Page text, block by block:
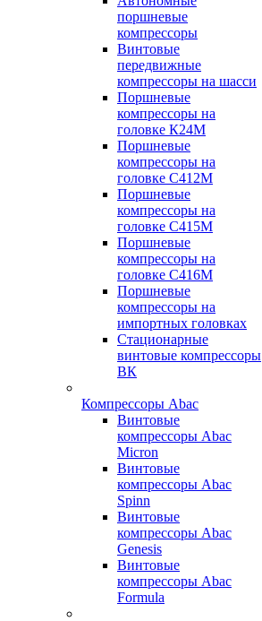
поршневые
компрессоры
Винтовые
передвижные
компрессоры на шасси
Поршневые
компрессоры на
головке К24М
Поршневые
компрессоры на
головке С412М
Поршневые
компрессоры на
головке С415М
Поршневые
компрессоры на
головке С416М
Поршневые
компрессоры на
импортных головках
Стационарные
винтовые компрессоры
ВК
Компрессоры Abac
Винтовые
компрессоры Abac
Micron
Винтовые
компрессоры Abac
Spinn
Винтовые
компрессоры Abac
Genesis
Винтовые
компрессоры Abac
Formula